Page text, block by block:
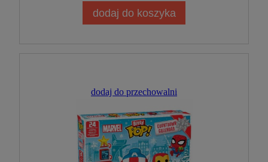
dodaj do koszyka
dodaj do przechowalni